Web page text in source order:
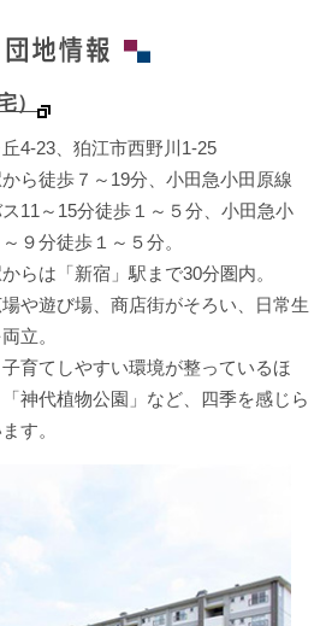
）
4-23、狛江市西野川1-25
ら徒歩７～19分、小田急小田原線
ス11～15分徒歩１～５分、小田急小
９分徒歩１～５分。
らは「新宿」駅まで30分圏内。
や遊び場、商店街がそろい、日常生
立。
育てしやすい環境が整っているほ
神代植物公園」など、四季を感じら
す。